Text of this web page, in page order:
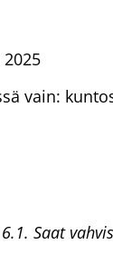
vain:
Saat